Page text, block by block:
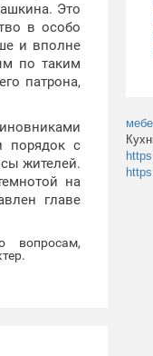
Это
в особо
и вполне
по таким
патрона,
порядок с
жителей.
на
главе
вопросам,